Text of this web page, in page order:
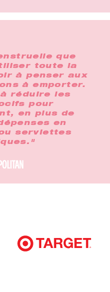
que
toute la
à penser aux
à emporter.
réduire les
pour
en plus de
en
serviettes